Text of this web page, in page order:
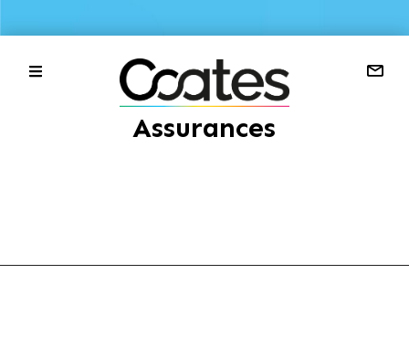
Assurances